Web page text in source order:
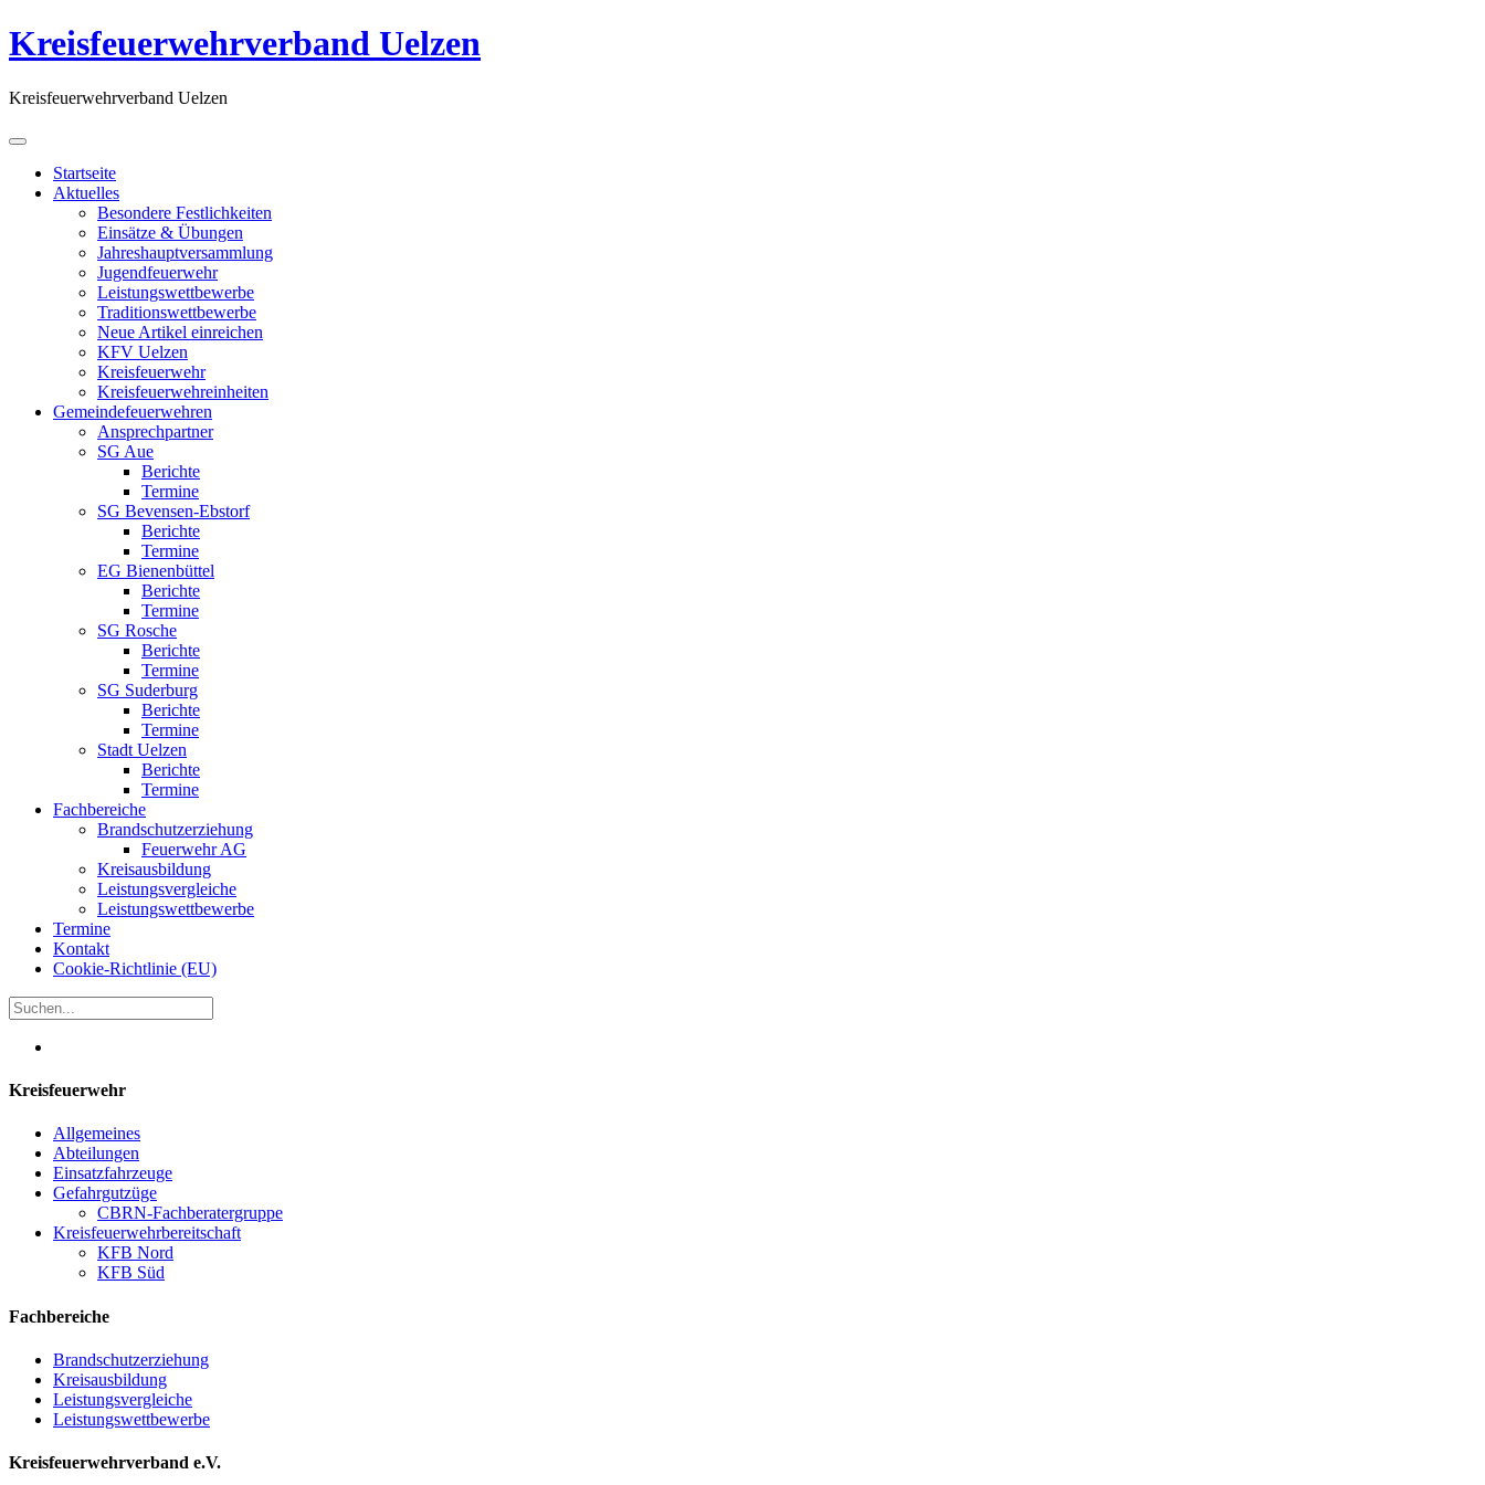
Kreisfeuerwehrverband Uelzen
Kreisfeuerwehrverband Uelzen
Startseite
Aktuelles
Besondere Festlichkeiten
Einsätze & Übungen
Jahreshauptversammlung
Jugendfeuerwehr
Leistungswettbewerbe
Traditionswettbewerbe
Neue Artikel einreichen
KFV Uelzen
Kreisfeuerwehr
Kreisfeuerwehreinheiten
Gemeindefeuerwehren
Ansprechpartner
SG Aue
Berichte
Termine
SG Bevensen-Ebstorf
Berichte
Termine
EG Bienenbüttel
Berichte
Termine
SG Rosche
Berichte
Termine
SG Suderburg
Berichte
Termine
Stadt Uelzen
Berichte
Termine
Fachbereiche
Brandschutzerziehung
Feuerwehr AG
Kreisausbildung
Leistungsvergleiche
Leistungswettbewerbe
Termine
Kontakt
Cookie-Richtlinie (EU)
Kreisfeuerwehr
Allgemeines
Abteilungen
Einsatzfahrzeuge
Gefahrgutzüge
CBRN-Fachberatergruppe
Kreisfeuerwehrbereitschaft
KFB Nord
KFB Süd
Fachbereiche
Brandschutzerziehung
Kreisausbildung
Leistungsvergleiche
Leistungswettbewerbe
Kreisfeuerwehrverband e.V.